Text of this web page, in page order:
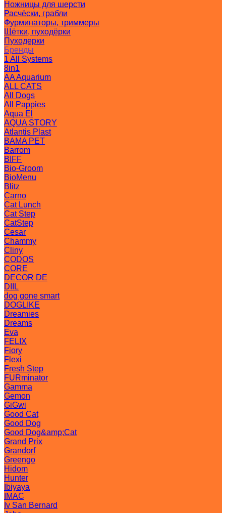
Ножницы для шерсти
Расчёски, грабли
Фурминаторы, триммеры
Щётки, пуходёрки
Пуходерки
Бренды
1 All Systems
8in1
AA Aquarium
ALL CATS
All Dogs
All Pappies
Aqua El
AQUA STORY
Atlantis Plast
BAMA PET
Barrom
BIFF
Bio-Groom
BioMenu
Blitz
Carno
Cat Lunch
Cat Step
CatStep
Cesar
Chammy
Cliny
CODOS
CORE
DECOR DE
DIIL
dog gone smart
DOGLIKE
Dreamies
Dreams
Eva
FELIX
Fiory
Flexi
Fresh Step
FURminator
Gamma
Gemon
GiGwi
Good Cat
Good Dog
Good Dog&amp;Cat
Grand Prix
Grandorf
Greengo
Hidom
Hunter
Ibiyaya
IMAC
Iv San Bernard